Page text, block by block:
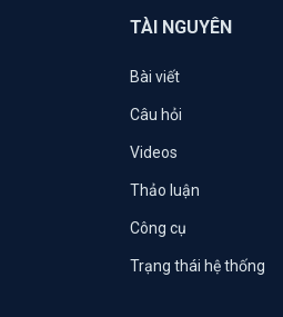
TÀI NGUYÊN
Bài viết
Câu hỏi
Videos
Thảo luận
Công cụ
Trạng thái hệ thống